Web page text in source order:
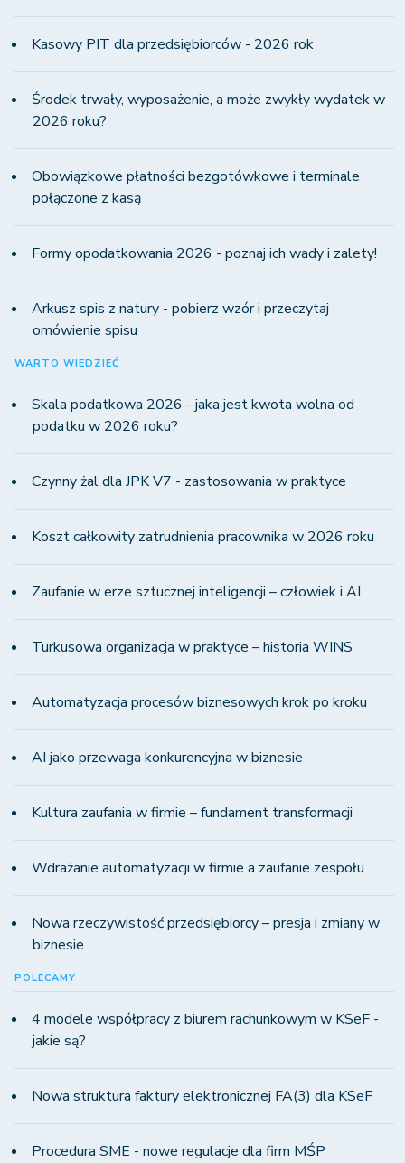
Kasowy PIT dla przedsiębiorców - 2026 rok
Środek trwały, wyposażenie, a może zwykły wydatek w
2026 roku?
Obowiązkowe płatności bezgotówkowe i terminale
połączone z kasą
Formy opodatkowania 2026 - poznaj ich wady i zalety!
Arkusz spis z natury - pobierz wzór i przeczytaj
omówienie spisu
WARTO WIEDZIEĆ
Skala podatkowa 2026 - jaka jest kwota wolna od
podatku w 2026 roku?
Czynny żal dla JPK V7 - zastosowania w praktyce
Koszt całkowity zatrudnienia pracownika w 2026 roku
Zaufanie w erze sztucznej inteligencji – człowiek i AI
Turkusowa organizacja w praktyce – historia WINS
Automatyzacja procesów biznesowych krok po kroku
AI jako przewaga konkurencyjna w biznesie
Kultura zaufania w firmie – fundament transformacji
Wdrażanie automatyzacji w firmie a zaufanie zespołu
Nowa rzeczywistość przedsiębiorcy – presja i zmiany w
biznesie
POLECAMY
4 modele współpracy z biurem rachunkowym w KSeF -
jakie są?
Nowa struktura faktury elektronicznej FA(3) dla KSeF
Procedura SME - nowe regulacje dla firm MŚP